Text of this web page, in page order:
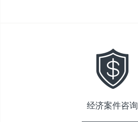
经济案件咨询